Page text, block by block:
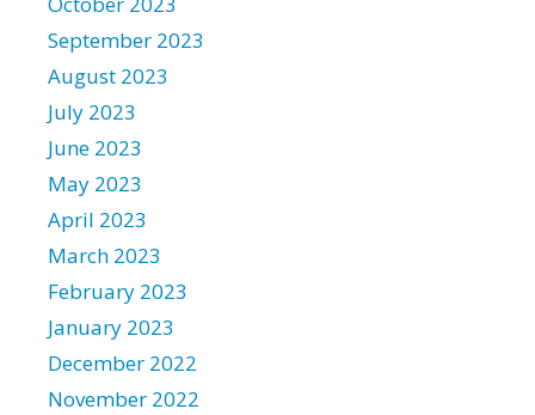
September 2023
August 2023
July 2023
June 2023
May 2023
April 2023
March 2023
February 2023
January 2023
December 2022
November 2022